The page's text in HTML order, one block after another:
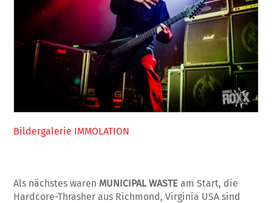
Bildergalerie IMMOLATION
Als nächstes waren MUNICIPAL WASTE am Start, die
Hardcore-Thrasher aus Richmond, Virginia USA sind